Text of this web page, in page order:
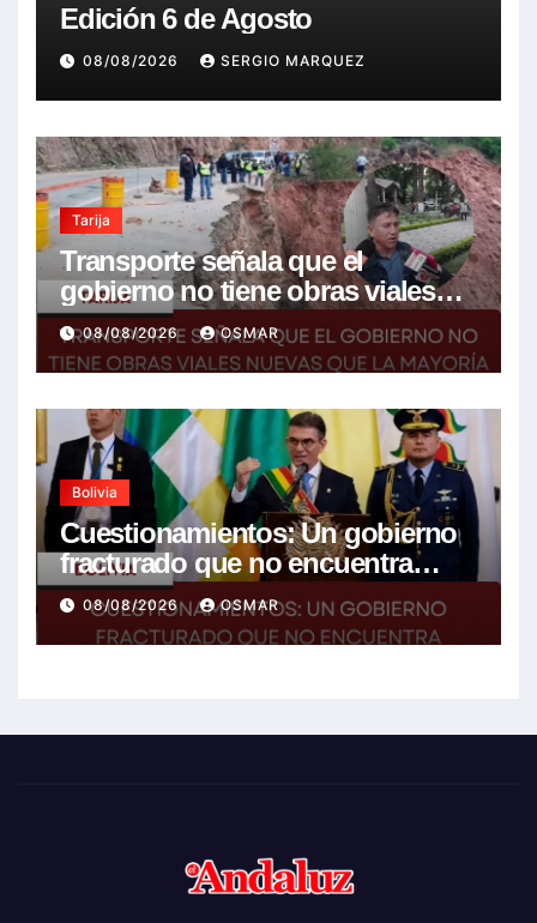
Edición 6 de Agosto
08/08/2026 SERGIO MARQUEZ
Tarija
Transporte señala que el
gobierno no tiene obras viales
nuevas que la mayoría son de la
anterior gestión
08/08/2026 OSMAR
Bolivia
Cuestionamientos: Un gobierno
fracturado que no encuentra
soluciones a la crisis
08/08/2026 OSMAR